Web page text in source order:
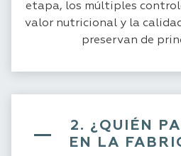
etapa, los múltiples
valor nutricional y la
preservan de
2. ¿QUIÉN
EN LA